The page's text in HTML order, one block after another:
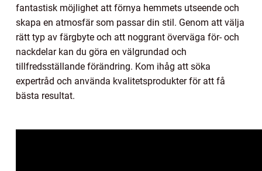
fantastisk möjlighet att förnya hemmets utseende och
skapa en atmosfär som passar din stil. Genom att välja
rätt typ av färgbyte och att noggrant överväga för- och
nackdelar kan du göra en välgrundad och
tillfredsställande förändring. Kom ihåg att söka
expertråd och använda kvalitetsprodukter för att få
bästa resultat.